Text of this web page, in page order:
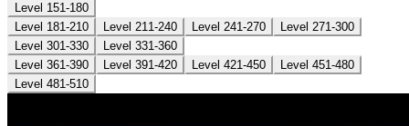
Level 151-180
Level 181-210
Level 211-240 Level 241-270
Level 271-300
Level 301-330
Level 331-360
Level 361-390
Level 391-420 Level 421-450
Level 451-480
Level 481-510